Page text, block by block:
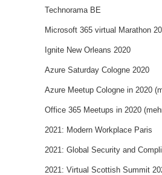
Technorama BE
Microsoft 365 virtual Marathon
Ignite New Orleans 2020
Azure Saturday Cologne 2020
Azure Meetup Cologne in 2020
Office 365 Meetups in 2020
2021: Modern Workplace Paris
2021: Global Security and
2021: Virtual Scottish Summit